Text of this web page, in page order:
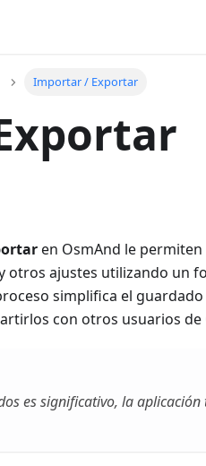
Importar / Exportar
en OsmAnd le
otros ajustes utilizando un
simplifica el
con otros usuarios de
es significativo, la